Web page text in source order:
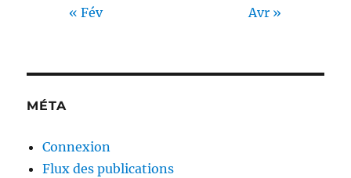
« Fév Avr »
MÉTA
Connexion
Flux des publications